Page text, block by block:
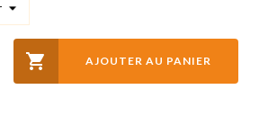
 AJOUTER AU PANIER